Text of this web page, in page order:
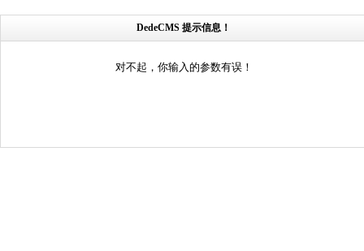
DedeCMS 提示信息！
对不起，你输入的参数有误！